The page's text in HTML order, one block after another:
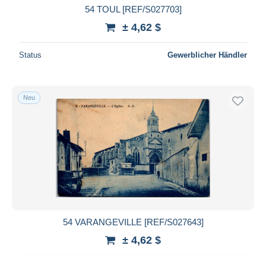
54 TOUL [REF/S027703]
± 4,62 $
Status Gewerblicher Händler
Neu
54 VARANGEVILLE [REF/S027643]
± 4,62 $